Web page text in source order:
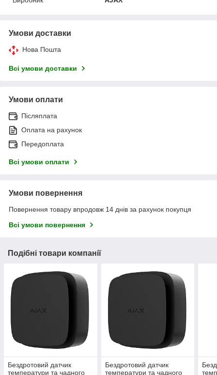
Умови доставки
Нова Пошта
Всі умови доставки
Умови оплати
Післяплата
Оплата на рахунок
Передоплата
Всі умови оплати
Умови повернення
Повернення товару впродовж 14 днів за рахунок покупця
Всі умови повернення
Подібні товари компанії
Бездротовий датчик
температури та чадного
Бездротовий датчик
температури та чадного